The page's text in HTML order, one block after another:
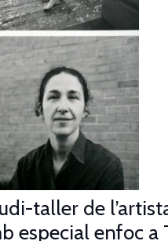
taller de
especial enfoc a